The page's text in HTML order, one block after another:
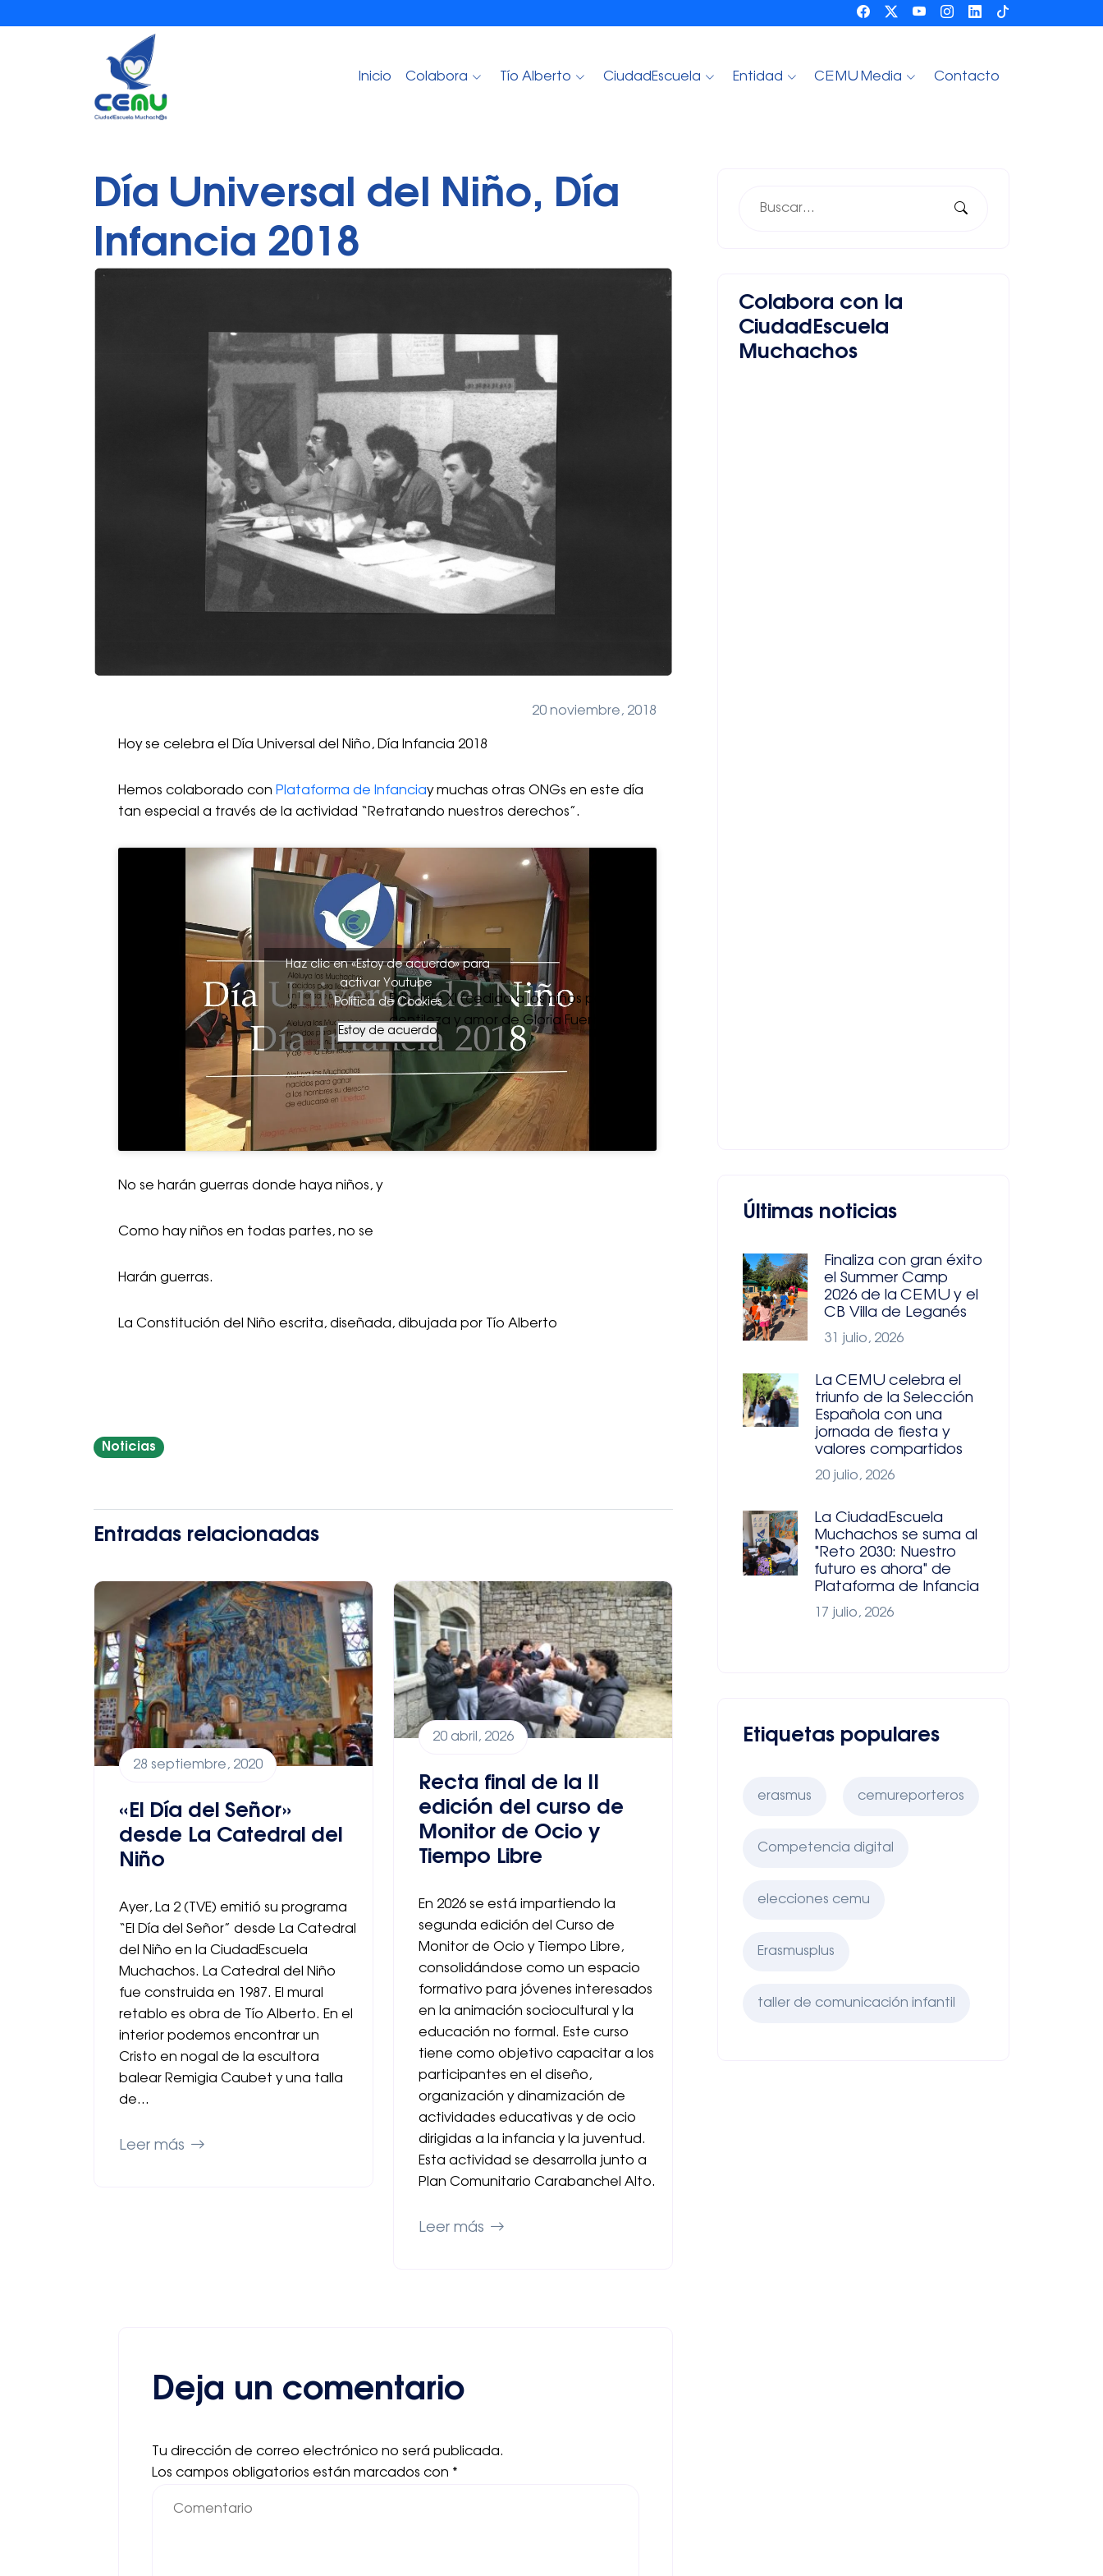
Inicio Colabora Tío Alberto CiudadEscuela Entidad CEMU Media Contacto
Día Universal del Niño, Día
Infancia 2018
20 noviembre, 2018
Hoy se celebra el Día Universal del Niño, Día Infancia 2018
Hemos colaborado con Plataforma de Infanciay muchas otras ONGs en este día
tan especial a través de la actividad “Retratando nuestros derechos”.
Principio XI (cedido a los niños por
gentileza y amor de Gloria Fuertes):
Haz clic en «Estoy de acuerdo» para
activar Youtube
Política de Cookies
Estoy de acuerdo
No se harán guerras donde haya niños, y
Como hay niños en todas partes, no se
Harán guerras.
La Constitución del Niño escrita, diseñada, dibujada por Tío Alberto
Noticias
Entradas relacionadas
28 septiembre, 2020
«El Día del Señor»
desde La Catedral del
Niño
Ayer, La 2 (TVE) emitió su programa
“El Día del Señor” desde La Catedral
del Niño en la CiudadEscuela
Muchachos. La Catedral del Niño
fue construida en 1987. El mural
retablo es obra de Tío Alberto. En el
interior podemos encontrar un
Cristo en nogal de la escultora
balear Remigia Caubet y una talla
de…
Leer más
20 abril, 2026
Recta final de la II
edición del curso de
Monitor de Ocio y
Tiempo Libre
En 2026 se está impartiendo la
segunda edición del Curso de
Monitor de Ocio y Tiempo Libre,
consolidándose como un espacio
formativo para jóvenes interesados
en la animación sociocultural y la
educación no formal. Este curso
tiene como objetivo capacitar a los
participantes en el diseño,
organización y dinamización de
actividades educativas y de ocio
dirigidas a la infancia y la juventud.
Esta actividad se desarrolla junto a
Plan Comunitario Carabanchel Alto.
Leer más
Deja un comentario
Tu dirección de correo electrónico no será publicada.
Los campos obligatorios están marcados con *
Colabora con la
CiudadEscuela
Muchachos
Últimas noticias
Finaliza con gran éxito
el Summer Camp
2026 de la CEMU y el
CB Villa de Leganés
31 julio, 2026
La CEMU celebra el
triunfo de la Selección
Española con una
jornada de fiesta y
valores compartidos
20 julio, 2026
La CiudadEscuela
Muchachos se suma al
"Reto 2030: Nuestro
futuro es ahora" de
Plataforma de Infancia
17 julio, 2026
Etiquetas populares
erasmus cemureporteros
Competencia digital
elecciones cemu
Erasmusplus
taller de comunicación infantil